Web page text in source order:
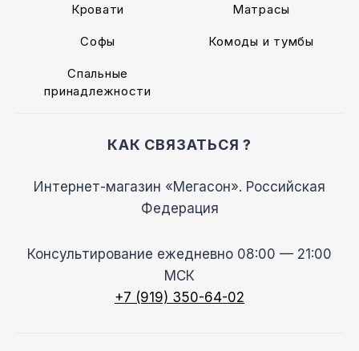
Кровати Матрасы
Софы Комоды и тумбы
Спальные
принадлежности
КАК СВЯЗАТЬСЯ ?
Интернет-магазин «Мегасон». Российская
Федерация
Консультирование ежедневно 08:00 — 21:00
МСК
+7 (919) 350-64-02